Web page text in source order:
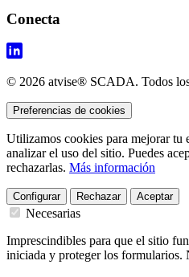
Conecta
© 2026 atvise® SCADA. Todos los
Preferencias de cookies
Utilizamos cookies para mejorar tu
analizar el uso del sitio. Puedes
rechazarlas. Más información
Configurar Rechazar Aceptar
Necesarias
Imprescindibles para que el sitio
iniciada y proteger los formularios.